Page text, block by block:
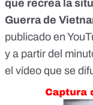
que recrea la
Guerra de
publicado en
y a partir del
el vídeo que se